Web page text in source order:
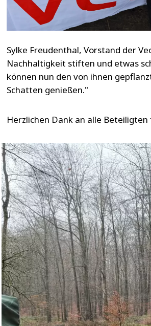
Sylke Freudenthal, Vorstand der
Nachhaltigkeit stiften und etwas
können nun den von ihnen
Schatten genießen."
Herzlichen Dank an alle